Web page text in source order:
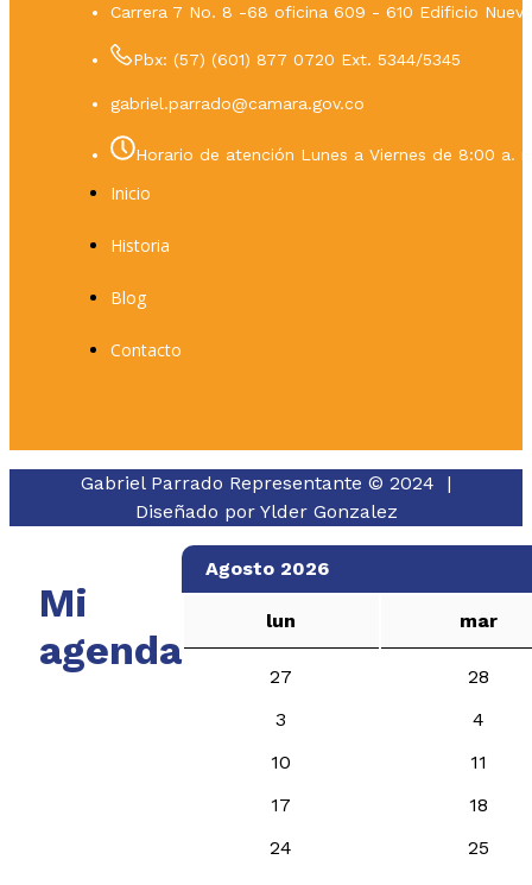
Carrera 7 No. 8 -68 oficina 609 - 610 Edificio
Pbx: (57) (601) 877 0720 Ext. 5344/5345
gabriel.parrado@camara.gov.co
Horario de atención Lunes a Viernes de 8:00 a.
Inicio
Historia
Blog
Contacto
Gabriel Parrado Representante © 2024 |
Diseñado por Ylder Gonzalez
Mi
agenda
Agosto 2026
lun mar
27
28
3
4
10
11
17
18
24
25